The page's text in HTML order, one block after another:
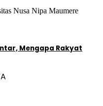
Mengapa Rakyat